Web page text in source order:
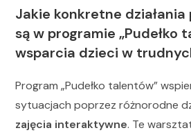
Jakie konkretne
są w programie „Pudełko
wsparcia dzieci w
Program „Pudełko talentów”
sytuacjach poprzez różnorodne
zajęcia interaktywne. Te